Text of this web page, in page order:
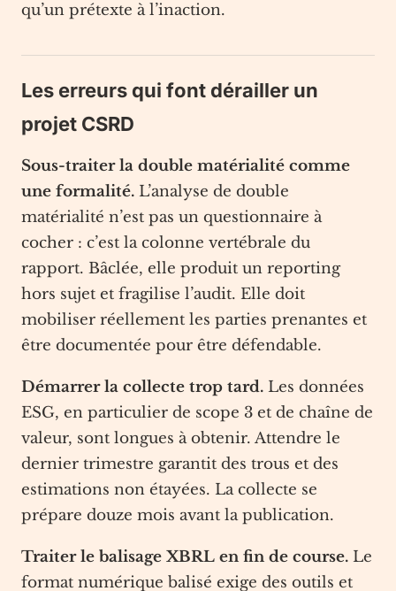
qu’un prétexte à l’inaction.
Les erreurs qui font dérailler un
projet CSRD
Sous-traiter la double matérialité comme
une formalité. L’analyse de double
matérialité n’est pas un questionnaire à
cocher : c’est la colonne vertébrale du
rapport. Bâclée, elle produit un reporting
hors sujet et fragilise l’audit. Elle doit
mobiliser réellement les parties prenantes et
être documentée pour être défendable.
Démarrer la collecte trop tard. Les données
ESG, en particulier de scope 3 et de chaîne de
valeur, sont longues à obtenir. Attendre le
dernier trimestre garantit des trous et des
estimations non étayées. La collecte se
prépare douze mois avant la publication.
Traiter le balisage XBRL en fin de course. Le
format numérique balisé exige des outils et